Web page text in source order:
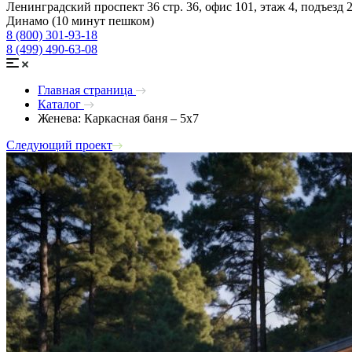
Ленинградский проспект 36 стр. 36, офис 101, этаж 4, подъезд 2
Динамо (10 минут пешком)
8 (800) 301-93-18
8 (499) 490-63-08
Главная страница
Каталог
Женева: Каркасная баня – 5х7
Следующий проект